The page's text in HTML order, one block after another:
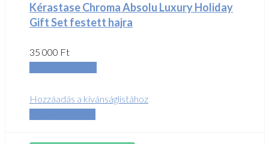
Kérastase Chroma Absolu Luxury Holiday
Gift Set festett hajra
35 000 Ft
Hozzáadás a kívánságlistához